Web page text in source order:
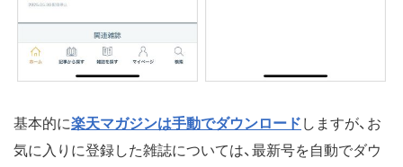
基本的に楽天マガジンは手動でダウンロード しますが、お
気に入りに登録した雑誌については、最新号を自動でダウ